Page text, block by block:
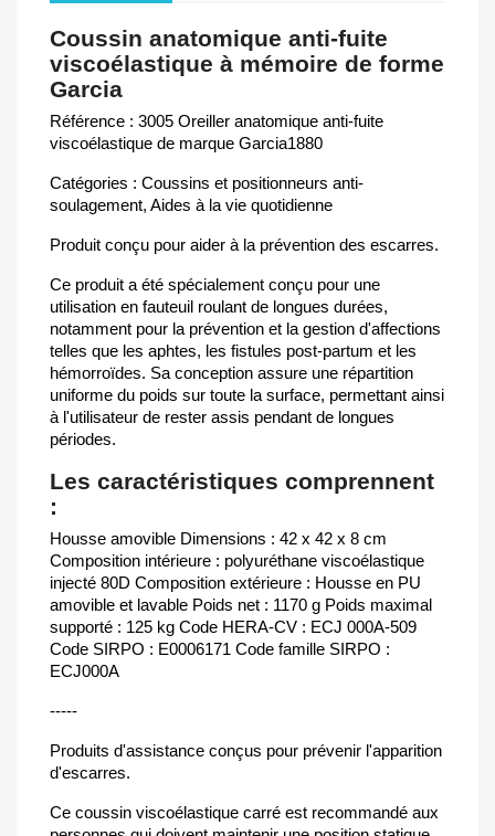
Coussin anatomique anti-fuite
viscoélastique à mémoire de forme
Garcia
Référence : 3005 Oreiller anatomique anti-fuite
viscoélastique de marque Garcia1880
Catégories : Coussins et positionneurs anti-
soulagement, Aides à la vie quotidienne
Produit conçu pour aider à la prévention des escarres.
Ce produit a été spécialement conçu pour une
utilisation en fauteuil roulant de longues durées,
notamment pour la prévention et la gestion d'affections
telles que les aphtes, les fistules post-partum et les
hémorroïdes. Sa conception assure une répartition
uniforme du poids sur toute la surface, permettant ainsi
à l'utilisateur de rester assis pendant de longues
périodes.
Les caractéristiques comprennent
:
Housse amovible Dimensions : 42 x 42 x 8 cm
Composition intérieure : polyuréthane viscoélastique
injecté 80D Composition extérieure : Housse en PU
amovible et lavable Poids net : 1170 g Poids maximal
supporté : 125 kg Code HERA-CV : ECJ 000A-509
Code SIRPO : E0006171 Code famille SIRPO :
ECJ000A
-----
Produits d'assistance conçus pour prévenir l'apparition
d'escarres.
Ce coussin viscoélastique carré est recommandé aux